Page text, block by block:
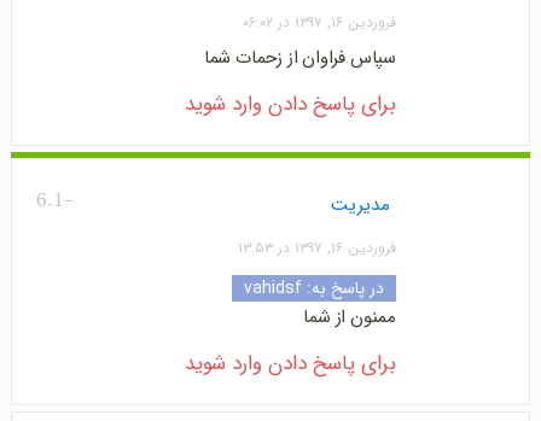
فروردین ۱۶, ۱۳۹۷ در ۰۶:۰۲
سپاس فراوان از زحمات شما
برای پاسخ دادن وارد شوید
-6.1 مدیریت
فروردین ۱۶, ۱۳۹۷ در ۱۳:۵۳
در پاسخ به: vahidsf
ممنون از شما
برای پاسخ دادن وارد شوید